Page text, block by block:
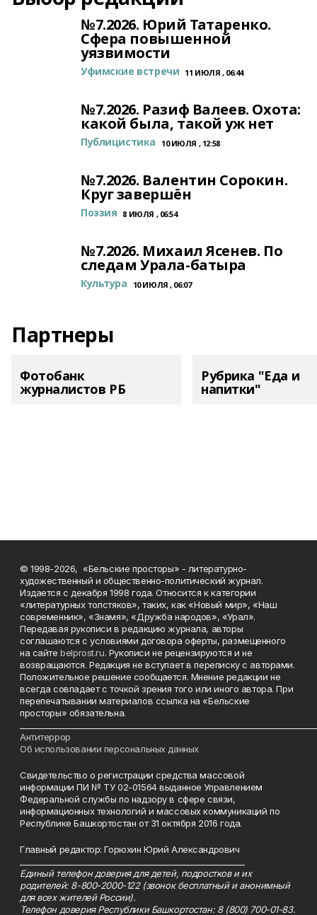
№7.2026. Юрий Татаренко.
Сфера повышенной
уязвимости
Уфимские встречи 11 ИЮЛЯ , 06:44
№7.2026. Разиф Валеев. Охота:
какой была, такой уж нет
Публицистика 10 ИЮЛЯ , 12:58
№7.2026. Валентин Сорокин.
Круг завершён
Поэзия 8 ИЮЛЯ , 06:54
№7.2026. Михаил Ясенев. По
следам Урала-батыра
Культура 10 ИЮЛЯ , 06:07
Партнеры
Фотобанк
журналистов РБ
Рубрика "Еда и
напитки"
© 1998-2026, «Бельские просторы» - литературно-
художественный и общественно-политический журнал.
Издается с декабря 1998 года. Относится к категории
«литературных толстяков», таких, как «Новый мир», «Наш
современник», «Знамя», «Дружба народов», «Урал».
Передавая рукописи в редакцию журнала, авторы
соглашаются с условиями договора оферты, размещенного
на сайтеbelprost.ru. Рукописи не рецензируются и не
возвращаются. Редакция не вступает в переписку с авторами.
Положительное решение сообщается. Мнение редакции не
всегда совпадает с точкой зрения того или иного автора. При
перепечатывании материалов ссылка на «Бельские
просторы» обязательна.
Антитеррор
Об использовании персональных данных
Свидетельство о регистрации средства массовой
информации ПИ № ТУ 02-01564 выданное Управлением
Федеральной службы по надзору в сфере связи,
информационных технологий и массовых коммуникаций по
Республике Башкортостан от 31 октября 2016 года.
Главный редактор: Горюхин Юрий Александрович
Единый телефон доверия для детей, подростков и их
родителей: 8-800-2000-122 (звонок бесплатный и анонимный
для всех жителей России).
Телефон доверия Республики Башкортостан: 8 (800) 700-01-83.